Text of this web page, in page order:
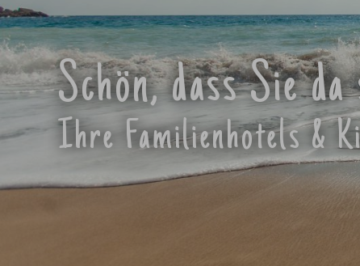
Schön, dass Sie
Ihre Familienhotels &